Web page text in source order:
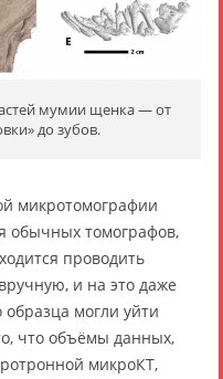
мумии щенка — от
до зубов.
микротомографии
обычных томографов,
проводить
и на это даже
могли уйти
что объёмы данных,
микроКТ,